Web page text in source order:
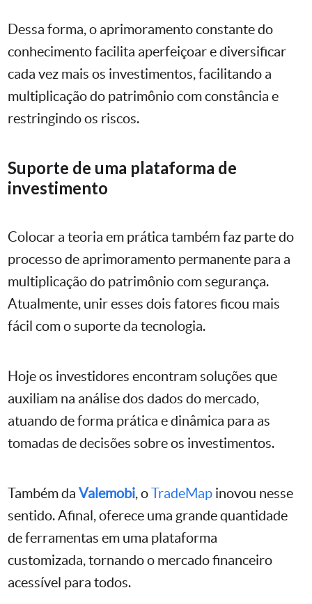
Dessa forma, o aprimoramento constante do
conhecimento facilita aperfeiçoar e diversificar
cada vez mais os investimentos, facilitando a
multiplicação do patrimônio com constância e
restringindo os riscos.
Suporte de uma plataforma de
investimento
Colocar a teoria em prática também faz parte do
processo de aprimoramento permanente para a
multiplicação do patrimônio com segurança.
Atualmente, unir esses dois fatores ficou mais
fácil com o suporte da tecnologia.
Hoje os investidores encontram soluções que
auxiliam na análise dos dados do mercado,
atuando de forma prática e dinâmica para as
tomadas de decisões sobre os investimentos.
Também da Valemobi, oTradeMap inovou nesse
sentido. Afinal, oferece uma grande quantidade
de ferramentas em uma plataforma
customizada, tornando o mercado financeiro
acessível para todos.